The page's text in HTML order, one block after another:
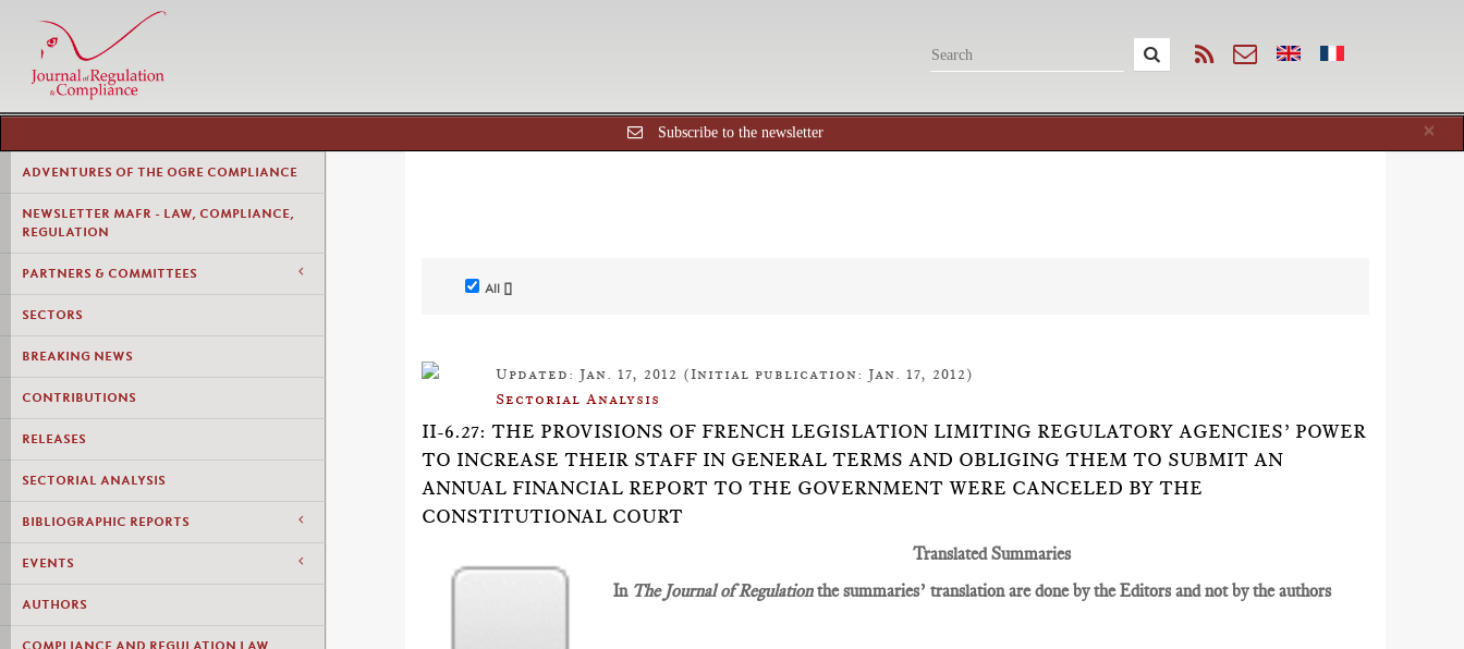
×
Subscribe to the newsletter
ADVENTURES OF THE OGRE COMPLIANCE
NEWSLETTER MAFR - LAW, COMPLIANCE,
REGULATION
PARTNERS & COMMITTEES
SECTORS
BREAKING NEWS
CONTRIBUTIONS
RELEASES
SECTORIAL ANALYSIS
BIBLIOGRAPHIC REPORTS
EVENTS
AUTHORS
COMPLIANCE AND REGULATION LAW
All []
Updated: Jan. 17, 2012 (Initial publication: Jan. 17, 2012)
Sectorial Analysis
II-6.27: THE PROVISIONS OF FRENCH LEGISLATION LIMITING REGULATORY AGENCIES’ POWER
TO INCREASE THEIR STAFF IN GENERAL TERMS AND OBLIGING THEM TO SUBMIT AN
ANNUAL FINANCIAL REPORT TO THE GOVERNMENT WERE CANCELED BY THE
CONSTITUTIONAL COURT
Translated Summaries
In The Journal of Regulationthe summaries’ translation are done by the Editors and not by the authors